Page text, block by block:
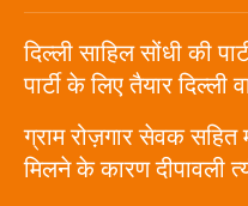
दिल्ली साहिल सोंधी की
पार्टी के लिए तैयार दिल्ली
ग्राम रोज़गार सेवक सहित
मिलने के कारण दीपावली